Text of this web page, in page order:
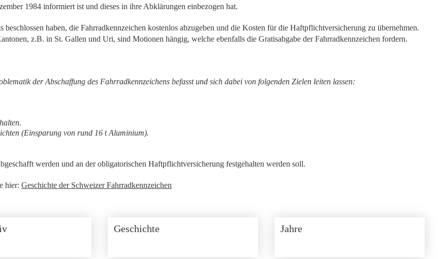
1984 informiert ist und dieses in ihre Abklärungen einbezogen hat.
haben, die Fahrradkennzeichen kostenlos abzugeben und die Kosten für die Haftpflichtversicherung zu übernehmen.
z.B. in St. Gallen und Uri, sind Motionen hängig, welche ebenfalls die Gratisabgabe der Fahrradkennzeichen fordern.
der Abschaffung des Fahrradkennzeichens befasst und sich dabei von folgenden Zielen leiten lassen:
(Einsparung von rund 16 t Aluminium).
werden und an der obligatorischen Haftpflichtversicherung festgehalten werden soll.
hier: Geschichte der Schweizer Fahrradkennzeichen
Geschichte Jahre